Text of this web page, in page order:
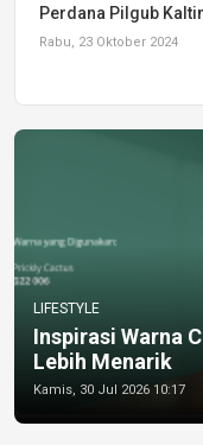
Perdana Pilgub
Rabu, 23 Oktober 2024
LIFESTYLE
Inspirasi Warna
Lebih Menarik
Kamis, 30 Jul 2026 10:17